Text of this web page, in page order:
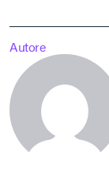
Autore